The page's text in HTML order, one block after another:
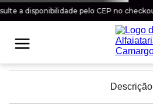
a disponibilidade pelo CEP no checkout
Descrição